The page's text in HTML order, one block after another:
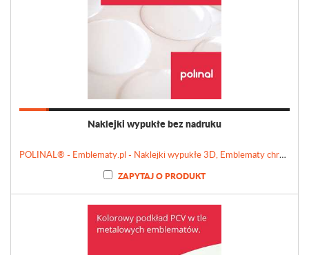
Naklejki wypukłe bez nadruku
POLINAL® - Emblematy.pl - Naklejki wypukłe 3D, Emblematy chromowane, Tabliczki, Etykiety
ZAPYTAJ O PRODUKT